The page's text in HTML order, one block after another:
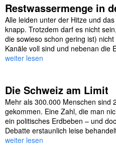
Restwassermenge in
Alle leiden unter der Hitze und
knapp. Trotzdem darf es nicht
die sowieso schon gering ist)
Kanäle voll sind und nebenan
weiter lesen
Die Schweiz am Limit
Mehr als 300.000 Menschen sind
gekommen. Eine Zahl, die man
ein politisches Erdbeben – und
Debatte erstaunlich leise
weiter lesen